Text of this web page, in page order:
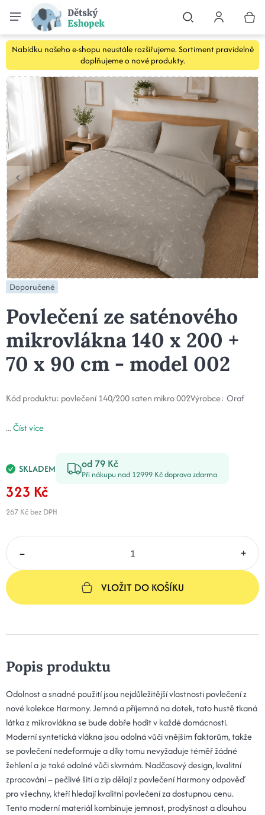
Nabídku našeho e-shopu neustále rozšiřujeme. Sortiment pravidelně
doplňujeme o nové produkty.
Doporučené
Povlečení ze saténového
mikrovlákna 140 x 200 +
70 x 90 cm - model 002
Kód produktu: povlečení 140/200 saten mikro 002Výrobce: Oraf
...Číst více
SKLADEM od 79 Kč
Při nákupu nad 12999 Kč doprava zdarma
323 Kč
267 Kč bez DPH
– +
VLOŽIT DO KOŠÍKU
Popis produktu
Odolnost a snadné použití jsou nejdůležitější vlastnosti povlečení z
nové kolekce Harmony. Jemná a příjemná na dotek, tato hustě tkaná
látka z mikrovlákna se bude dobře hodit v každé domácnosti.
Moderní syntetická vlákna jsou odolná vůči vnějším faktorům, takže
se povlečení nedeformuje a díky tomu nevyžaduje téměř žádné
žehlení a je také odolné vůči skvrnám. Nadčasový design, kvalitní
zpracování – pečlivé šití a zip dělají z povlečení Harmony odpověď
pro všechny, kteří hledají kvalitní povlečení za dostupnou cenu.
Tento moderní materiál kombinuje jemnost, prodyšnost a dlouhou